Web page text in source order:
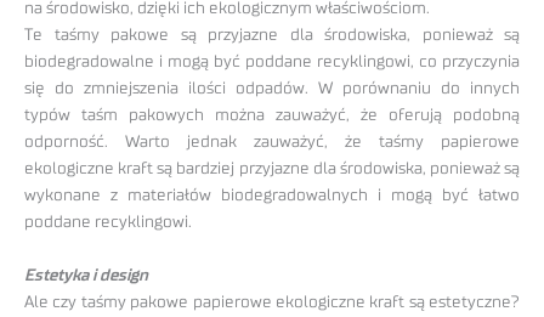
na środowisko, dzięki ich ekologicznym właściwościom.
Te taśmy pakowe są przyjazne dla środowiska, ponieważ są
biodegradowalne i mogą być poddane recyklingowi, co przyczynia
się do zmniejszenia ilości odpadów. W porównaniu do innych
typów taśm pakowych można zauważyć, że oferują podobną
odporność. Warto jednak zauważyć, że taśmy papierowe
ekologiczne kraft są bardziej przyjazne dla środowiska, ponieważ są
wykonane z materiałów biodegradowalnych i mogą być łatwo
poddane recyklingowi.
Estetyka i design
Ale czy taśmy pakowe papierowe ekologiczne kraft są estetyczne?